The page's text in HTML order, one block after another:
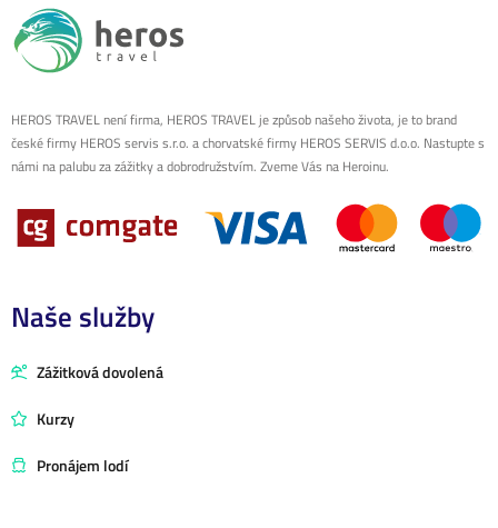
HEROS TRAVEL není firma, HEROS TRAVEL je způsob našeho života, je to brand
české firmy HEROS servis s.r.o. a chorvatské firmy HEROS SERVIS d.o.o. Nastupte s
námi na palubu za zážitky a dobrodružstvím. Zveme Vás na Heroinu.
Naše služby
Zážitková dovolená
Kurzy
Pronájem lodí